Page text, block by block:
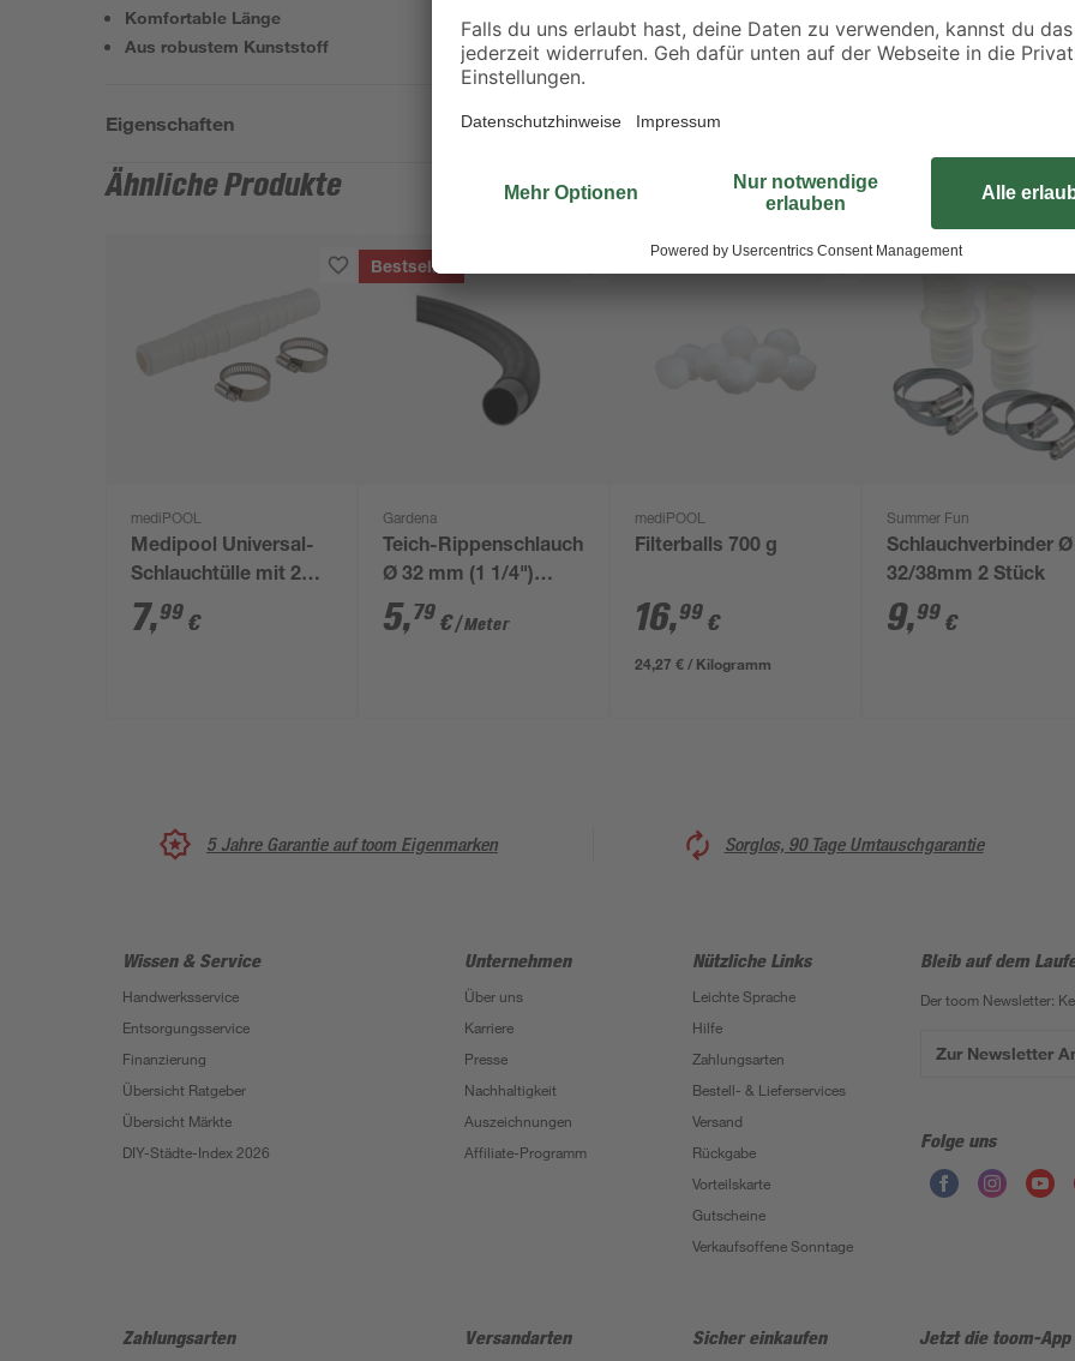
Komfortable Länge
Aus robustem Kunststoff
Eigenschaften
Ähnliche Produkte
mediPOOL
Medipool Universal-
Schlauchtülle mit 2
Schellen Ø 32 und 38
mm
7,99 €
Bestseller
Gardena
Teich-Rippenschlauch
Ø 32 mm (1 1/4")
Meterware schwarz
5,79 €/ Meter
mediPOOL
Filterballs 700 g
16,99 €
24,27 € / Kilogramm
Summer Fun
Schlauchverbinder Ø
32/38mm 2 Stück
9,99 €
5 Jahre Garantie auf toom Eigenmarken Sorglos, 90 Tage Umtauschgarantie
Wissen & Service
Handwerksservice
Entsorgungsservice
Finanzierung
Übersicht Ratgeber
Übersicht Märkte
DIY-Städte-Index 2026
Unternehmen
Über uns
Karriere
Presse
Nachhaltigkeit
Auszeichnungen
Affiliate-Programm
Nützliche Links
Leichte Sprache
Hilfe
Zahlungsarten
Bestell- & Lieferservices
Versand
Rückgabe
Vorteilskarte
Gutscheine
Verkaufsoffene Sonntage
Bleib auf dem
Der toom Newsletter:
Zur Newsletter
Folge uns
Zahlungsarten Versandarten Sicher einkaufen Jetzt die toom-